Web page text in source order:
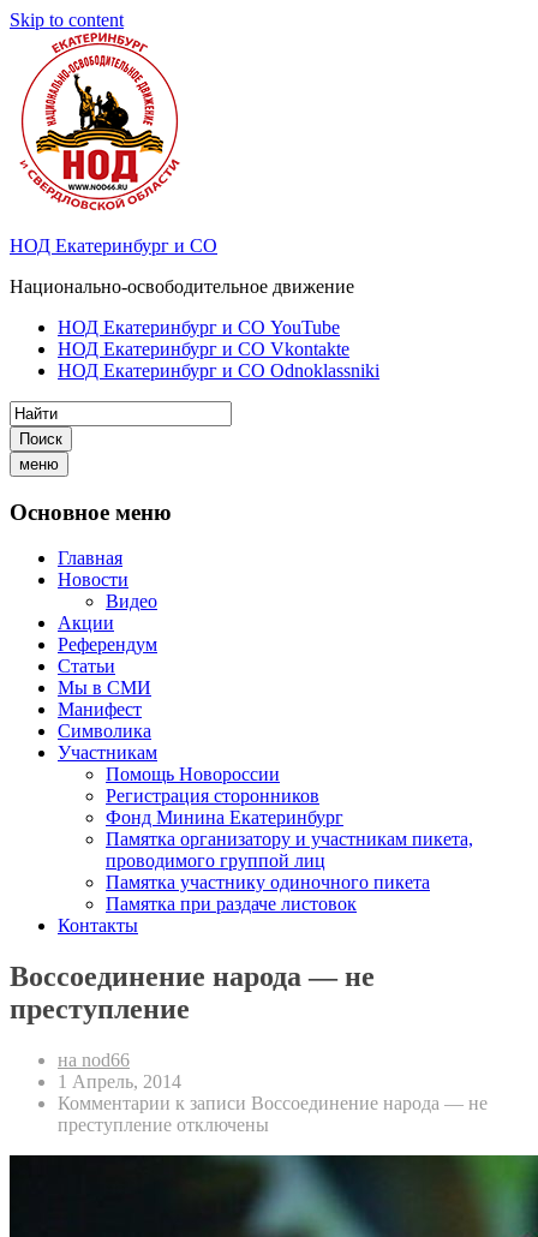
Skip to content
НОД Екатеринбург и СО
Национально-освободительное движение
НОД Екатеринбург и СО YouTube
НОД Екатеринбург и СО Vkontakte
НОД Екатеринбург и СО Odnoklassniki
Поиск
меню
Основное меню
Главная
Новости
Видео
Акции
Референдум
Статьи
Мы в СМИ
Манифест
Символика
Участникам
Помощь Новороссии
Регистрация сторонников
Фонд Минина Екатеринбург
Памятка организатору и участникам пикета,
проводимого группой лиц
Памятка участнику одиночного пикета
Памятка при раздаче листовок
Контакты
Воссоединение народа — не
преступление
на nod66
1 Апрель, 2014
Комментарии к записи Воссоединение народа — не
преступление отключены